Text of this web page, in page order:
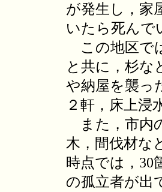
が発生し，家
いたら死んで
この地区で
と共に，杉な
や納屋を襲っ
２軒，床上浸
また，市内
木，間伐材な
時点では，30
の孤立者が出